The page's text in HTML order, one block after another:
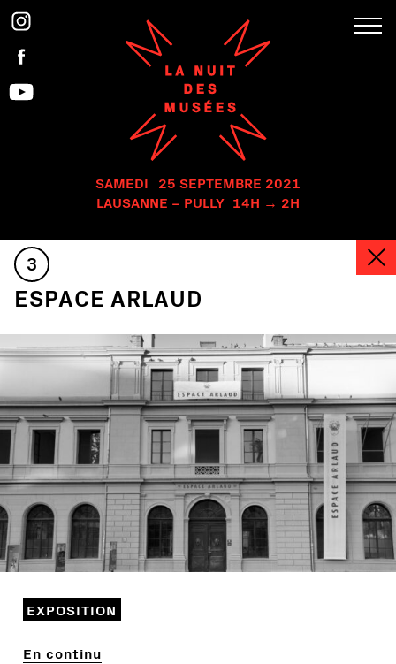
SAMEDI 25 SEPTEMBRE 2021
LAUSANNE – PULLY 14H → 2H
3
ESPACE ARLAUD
EXPOSITION
En continu